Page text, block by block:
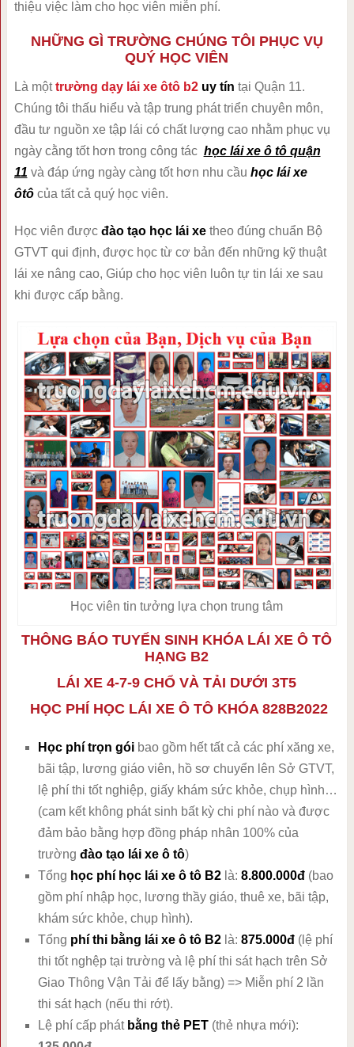
thiệu việc làm cho học viên miễn phí.
NHỮNG GÌ TRƯỜNG CHÚNG TÔI PHỤC VỤ
QUÝ HỌC VIÊN
Là mộttrường dạy lái xe ôtô b2uy tín tại Quận 11.
Chúng tôi thấu hiểu và tập trung phát triển chuyên môn,
đầu tư nguồn xe tập lái có chất lượng cao nhằm phục vụ
ngày cằng tốt hơn trong công tác học lái xe ô tô quận
11 và đáp ứng ngày càng tốt hơn nhu cầu học lái xe
ôtô của tất cả quý học viên.
Học viên được đào tạo học lái xetheo đúng chuẩn Bộ
GTVT qui định, được học từ cơ bản đến những kỹ thuật
lái xe nâng cao, Giúp cho học viên luôn tự tin lái xe sau
khi được cấp bằng.
Học viên tin tưởng lựa chọn trung tâm
THÔNG BÁO TUYỂN SINH KHÓA LÁI XE Ô TÔ
HẠNG B2
LÁI XE 4-7-9 CHỔ VÀ TẢI DƯỚI 3T5
HỌC PHÍ HỌC LÁI XE Ô TÔ KHÓA 828B2022
Học phí trọn gói bao gồm hết tất cả các phí xăng xe,
bãi tập, lương giáo viên, hồ sơ chuyển lên Sở GTVT,
lệ phí thi tốt nghiệp, giấy khám sức khỏe, chụp hình…
(cam kết không phát sinh bất kỳ chi phí nào và được
đảm bảo bằng hợp đồng pháp nhân 100% của
trường đào tạo lái xe ô tô)
Tổng học phí học lái xe ô tô B2là: 8.800.000đ(bao
gồm phí nhập học, lương thầy giáo, thuê xe, bãi tập,
khám sức khỏe, chụp hình).
Tổng phí thi bằng lái xe ô tô B2là: 875.000đ(lệ phí
thi tốt nghệp tại trường và lệ phí thi sát hạch trên Sở
Giao Thông Vận Tải để lấy bằng) => Miễn phí 2 lần
thi sát hạch (nếu thi rớt).
Lệ phí cấp phát bằng thẻ PET (thẻ nhựa mới):